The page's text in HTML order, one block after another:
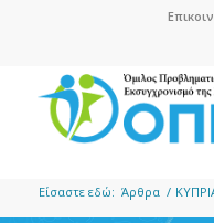
Είσαστε εδώ: Άρθρα /